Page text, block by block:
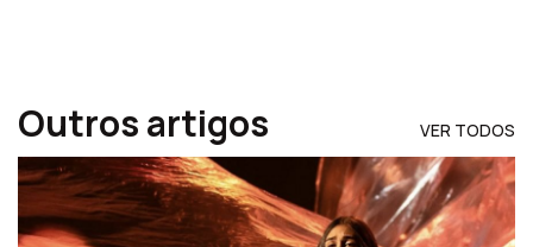
Outros artigos VER TODOS